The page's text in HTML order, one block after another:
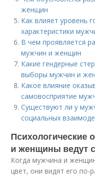
женщин
Как влияет уровень
характеристики
В чем проявляется
мужчин и женщин
Какие гендерные
выборы мужчин и
Какое влияние
самовосприятие
Существуют ли у
социальных
Психологические
и женщины ведут
Когда мужчина и
цвет, они видят его по-